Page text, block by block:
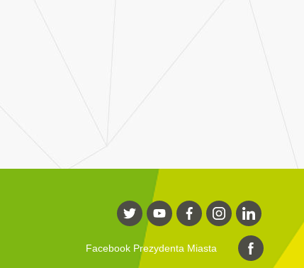
Facebook Prezydenta Miasta